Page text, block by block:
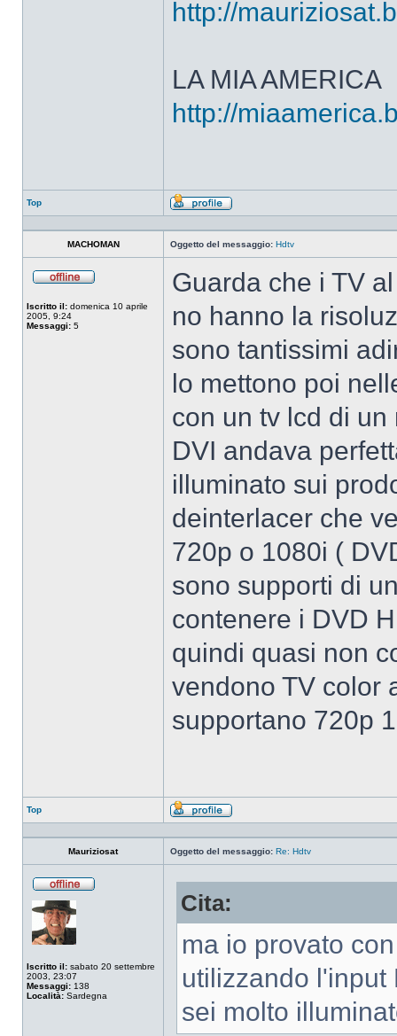
http://
LA MIA AMERICA
http://
Top
Profilo
MACHOMAN Oggetto del messaggio: Hdtv
Iscritto il: domenica 10 aprile
2005, 9:24
Messaggi: 5
Guarda che i TV
no hanno la
sono tantissimi
lo mettono poi
con un tv lcd di
DVI andava
illuminato sui
deinterlacer che
720p o 1080i (
sono supporti di
contenere i DVD
quindi quasi non
vendono TV color
supportano 720p
Top
Profilo
Mauriziosat Oggetto del messaggio: Re: Hdtv
Iscritto il: sabato 20 settembre
2003, 23:07
Messaggi: 138
Località: Sardegna
Cita:
ma io provato
utilizzando l'input
sei molto